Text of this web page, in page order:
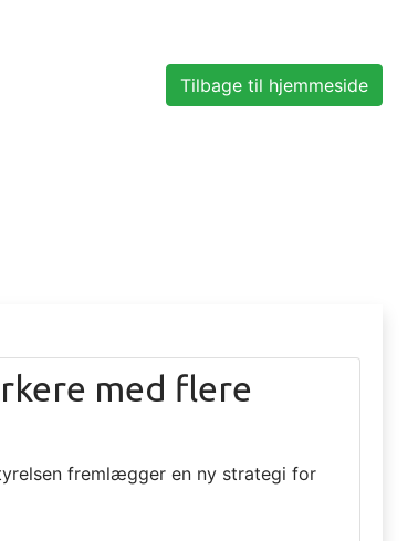
Tilbage til hjemmeside
med flere
fremlægger en ny strategi for